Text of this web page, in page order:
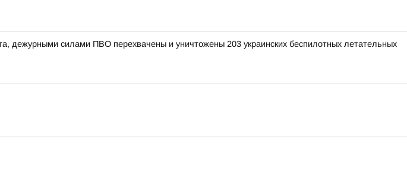
дежурными силами ПВО перехвачены и уничтожены 203 украинских беспилотных летательных